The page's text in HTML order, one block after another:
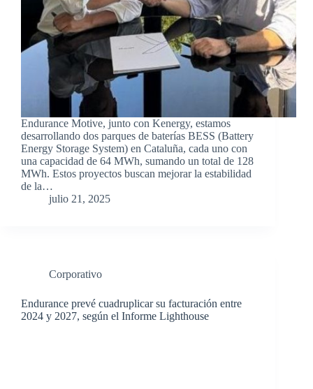
Endurance Motive, junto con Kenergy, estamos
desarrollando dos parques de baterías BESS (Battery
Energy Storage System) en Cataluña, cada uno con
una capacidad de 64 MWh, sumando un total de 128
MWh. Estos proyectos buscan mejorar la estabilidad
de la…
julio 21, 2025
Corporativo
Endurance prevé cuadruplicar su facturación entre
2024 y 2027, según el Informe Lighthouse